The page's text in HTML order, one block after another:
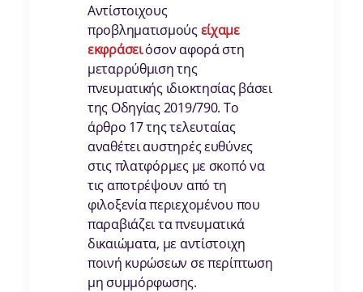
Αντίστοιχους
προβληματισμούςείχαμε
εκφράσειόσον αφορά στη
μεταρρύθμιση της
πνευματικής ιδιοκτησίας βάσει
της Οδηγίας 2019/790. Το
άρθρο 17 της τελευταίας
αναθέτει αυστηρές ευθύνες
στις πλατφόρμες με σκοπό να
τις αποτρέψουν από τη
φιλοξενία περιεχομένου που
παραβιάζει τα πνευματικά
δικαιώματα, με αντίστοιχη
ποινή κυρώσεων σε περίπτωση
μη συμμόρφωσης.